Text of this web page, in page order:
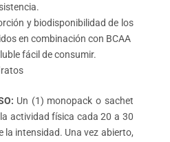
y biodisponibilidad de los
en combinación con BCAA
fácil de consumir.
Un (1) monopack o sachet
actividad física cada 20 a 30
la intensidad. Una vez abierto,